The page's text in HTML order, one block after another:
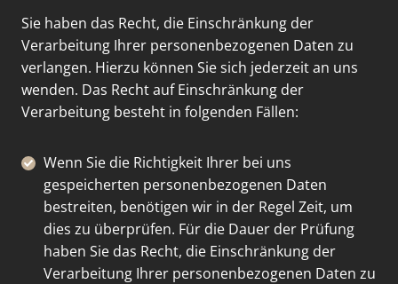
Sie haben das Recht, die Einschränkung der
Verarbeitung Ihrer personenbezogenen Daten zu
verlangen. Hierzu können Sie sich jederzeit an uns
wenden. Das Recht auf Einschränkung der
Verarbeitung besteht in folgenden Fällen:
Wenn Sie die Richtigkeit Ihrer bei uns
gespeicherten personenbezogenen Daten
bestreiten, benötigen wir in der Regel Zeit, um
dies zu überprüfen. Für die Dauer der Prüfung
haben Sie das Recht, die Einschränkung der
Verarbeitung Ihrer personenbezogenen Daten zu